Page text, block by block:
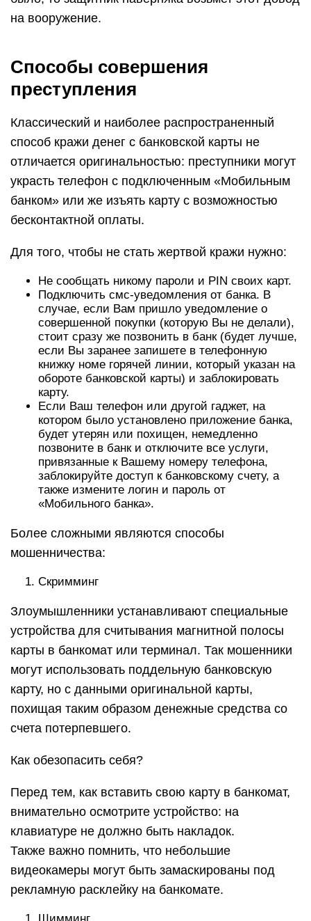
на вооружение.
Способы совершения
преступления
Классический и наиболее распространенный
способ кражи денег с банковской карты не
отличается оригинальностью: преступники могут
украсть телефон с подключенным «Мобильным
банком» или же изъять карту с возможностью
бесконтактной оплаты.
Для того, чтобы не стать жертвой кражи нужно:
Не сообщать никому пароли и PIN своих карт.
Подключить смс-уведомления от банка. В
случае, если Вам пришло уведомление о
совершенной покупки (которую Вы не делали),
стоит сразу же позвонить в банк (будет лучше,
если Вы заранее запишете в телефонную
книжку номе горячей линии, который указан на
обороте банковской карты) и заблокировать
карту.
Если Ваш телефон или другой гаджет, на
котором было установлено приложение банка,
будет утерян или похищен, немедленно
позвоните в банк и отключите все услуги,
привязанные к Вашему номеру телефона,
заблокируйте доступ к банковскому счету, а
также измените логин и пароль от
«Мобильного банка».
Более сложными являются способы
мошенничества:
Скримминг
Злоумышленники устанавливают специальные
устройства для считывания магнитной полосы
карты в банкомат или терминал. Так мошенники
могут использовать поддельную банковскую
карту, но с данными оригинальной карты,
похищая таким образом денежные средства со
счета потерпевшего.
Как обезопасить себя?
Перед тем, как вставить свою карту в банкомат,
внимательно осмотрите устройство: на
клавиатуре не должно быть накладок.
Также важно помнить, что небольшие
видеокамеры могут быть замаскированы под
рекламную расклейку на банкомате.